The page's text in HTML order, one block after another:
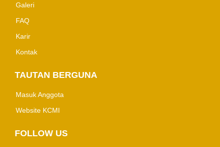
Galeri
FAQ
Karir
Kontak
TAUTAN BERGUNA
Masuk Anggota
Website KCMI
FOLLOW US